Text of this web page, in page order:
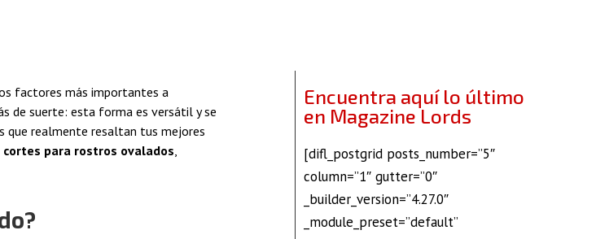
factores más importantes a
de suerte: esta forma es versátil y se
que realmente resaltan tus mejores
cortes para rostros ovalados,
Encuentra aquí lo último
en Magazine Lords
[difl_postgrid posts_number=”5″
column=”1″ gutter=”0″
_builder_version=”4.27.0″
_module_preset=”default”